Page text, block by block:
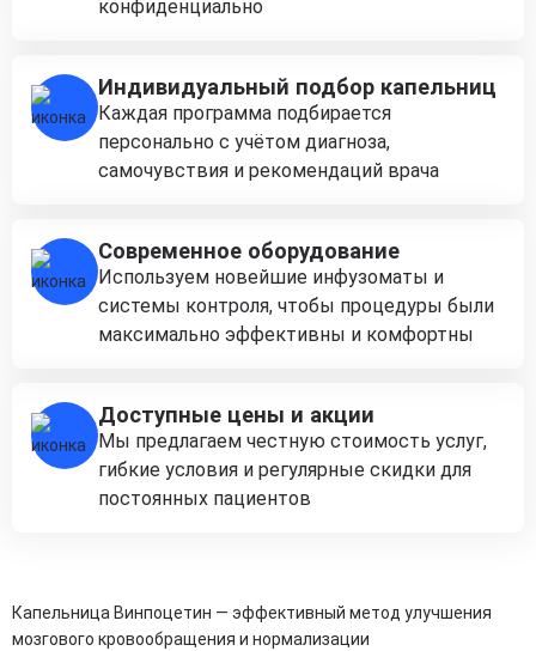
конфиденциально
Индивидуальный подбор капельниц
Каждая программа подбирается
персонально с учётом диагноза,
самочувствия и рекомендаций врача
Современное оборудование
Используем новейшие инфузоматы и
системы контроля, чтобы процедуры были
максимально эффективны и комфортны
Доступные цены и акции
Мы предлагаем честную стоимость услуг,
гибкие условия и регулярные скидки для
постоянных пациентов
Капельница Винпоцетин — эффективный метод улучшения
мозгового кровообращения и нормализации